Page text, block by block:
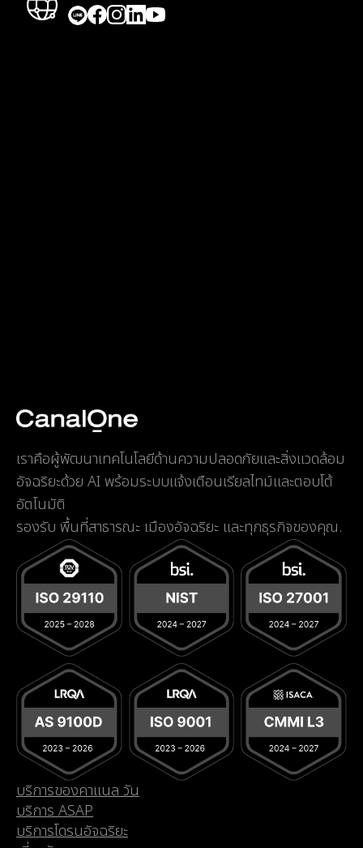
เราคือผู้พัฒนาเทคโนโลยีด้านความปลอดภัยและสิ่งแวดล้อม
อัจฉริยะด้วย AI พร้อมระบบแจ้งเตือนเรียลไทม์และตอบโต้
อัตโนมัติ
รองรับ พื้นที่สาธารณะ เมืองอัจฉริยะ และทุกธุรกิจของคุณ.
บริการของคาแนล วัน
บริการ ASAP
บริการโดรนอัจฉริยะ